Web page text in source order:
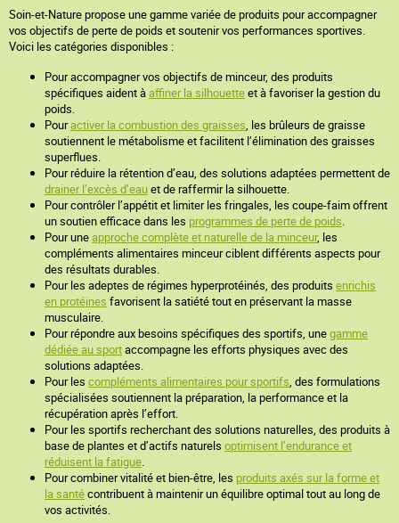
Soin-et-Nature propose une gamme variée de produits pour accompagner
vos objectifs de perte de poids et soutenir vos performances sportives.
Voici les catégories disponibles :
Pour accompagner vos objectifs de minceur, des produits
spécifiques aident àaffiner la silhouetteet à favoriser la gestion du
poids.
Pouractiver la combustion des graisses, les brûleurs de graisse
soutiennent le métabolisme et facilitent l’élimination des graisses
superflues.
Pour réduire la rétention d’eau, des solutions adaptées permettent de
drainer l’excès d’eauet de raffermir la silhouette.
Pour contrôler l’appétit et limiter les fringales, les coupe-faim offrent
un soutien efficace dans les programmes de perte de poids.
Pour uneapproche complète et naturelle de la minceur, les
compléments alimentaires minceur ciblent différents aspects pour
des résultats durables.
Pour les adeptes de régimes hyperprotéinés, des produits enrichis
en protéines favorisent la satiété tout en préservant la masse
musculaire.
Pour répondre aux besoins spécifiques des sportifs, unegamme
dédiée au sportaccompagne les efforts physiques avec des
solutions adaptées.
Pour les compléments alimentaires pour sportifs, des formulations
spécialisées soutiennent la préparation, la performance et la
récupération après l’effort.
Pour les sportifs recherchant des solutions naturelles, des produits à
base de plantes et d’actifs naturels optimisent l’endurance et
réduisent la fatigue.
Pour combiner vitalité et bien-être, les produits axés sur la forme et
la santécontribuent à maintenir un équilibre optimal tout au long de
vos activités.